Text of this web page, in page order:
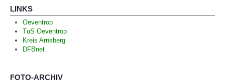
LINKS
Oeventrop
TuS Oeventrop
Kreis Arnsberg
DFBnet
FOTO-ARCHIV